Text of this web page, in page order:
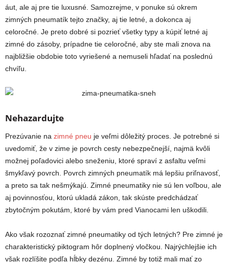
áut, ale aj pre tie luxusné. Samozrejme, v ponuke sú okrem
zimných pneumatík tejto značky, aj tie letné, a dokonca aj
celoročné. Je preto dobré si pozrieť všetky typy a kúpiť letné aj
zimné do zásoby, prípadne tie celoročné, aby ste mali znova na
najbližšie obdobie toto vyriešené a nemuseli hľadať na poslednú
chvíľu.
Nehazardujte
Prezúvanie na zimné pneu je veľmi dôležitý proces. Je potrebné si
uvedomiť, že v zime je povrch cesty nebezpečnejší, najmä kvôli
možnej poľadovici alebo sneženiu, ktoré spraví z asfaltu veľmi
šmykľavý povrch. Povrch zimných pneumatík má lepšiu priľnavosť,
a preto sa tak nešmýkajú. Zimné pneumatiky nie sú len voľbou, ale
aj povinnosťou, ktorú ukladá zákon, tak skúste predchádzať
zbytočným pokutám, ktoré by vám pred Vianocami len uškodili.
Ako však rozoznať zimné pneumatiky od tých letných? Pre zimné je
charakteristický piktogram hôr doplnený vločkou. Najrýchlejšie ich
však rozlíšite podľa hĺbky dezénu. Zimné by totiž mali mať zo